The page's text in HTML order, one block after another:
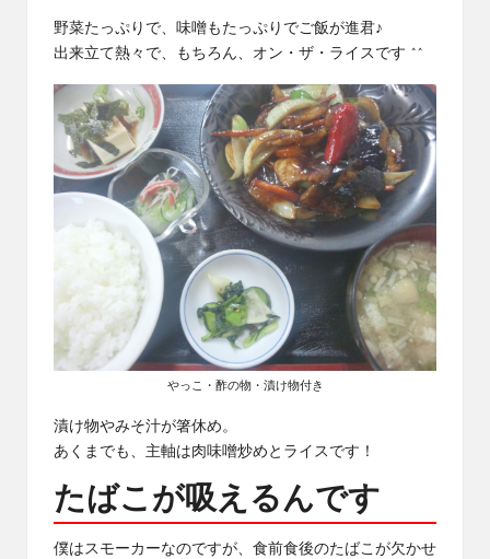
野菜たっぷりで、味噌もたっぷりでご飯が進君♪
出来立て熱々で、もちろん、オン・ザ・ライスです ^^
やっこ・酢の物・漬け物付き
漬け物やみそ汁が箸休め。
あくまでも、主軸は肉味噌炒めとライスです！
たばこが吸えるんです
僕はスモーカーなのですが、食前食後のたばこが欠かせ